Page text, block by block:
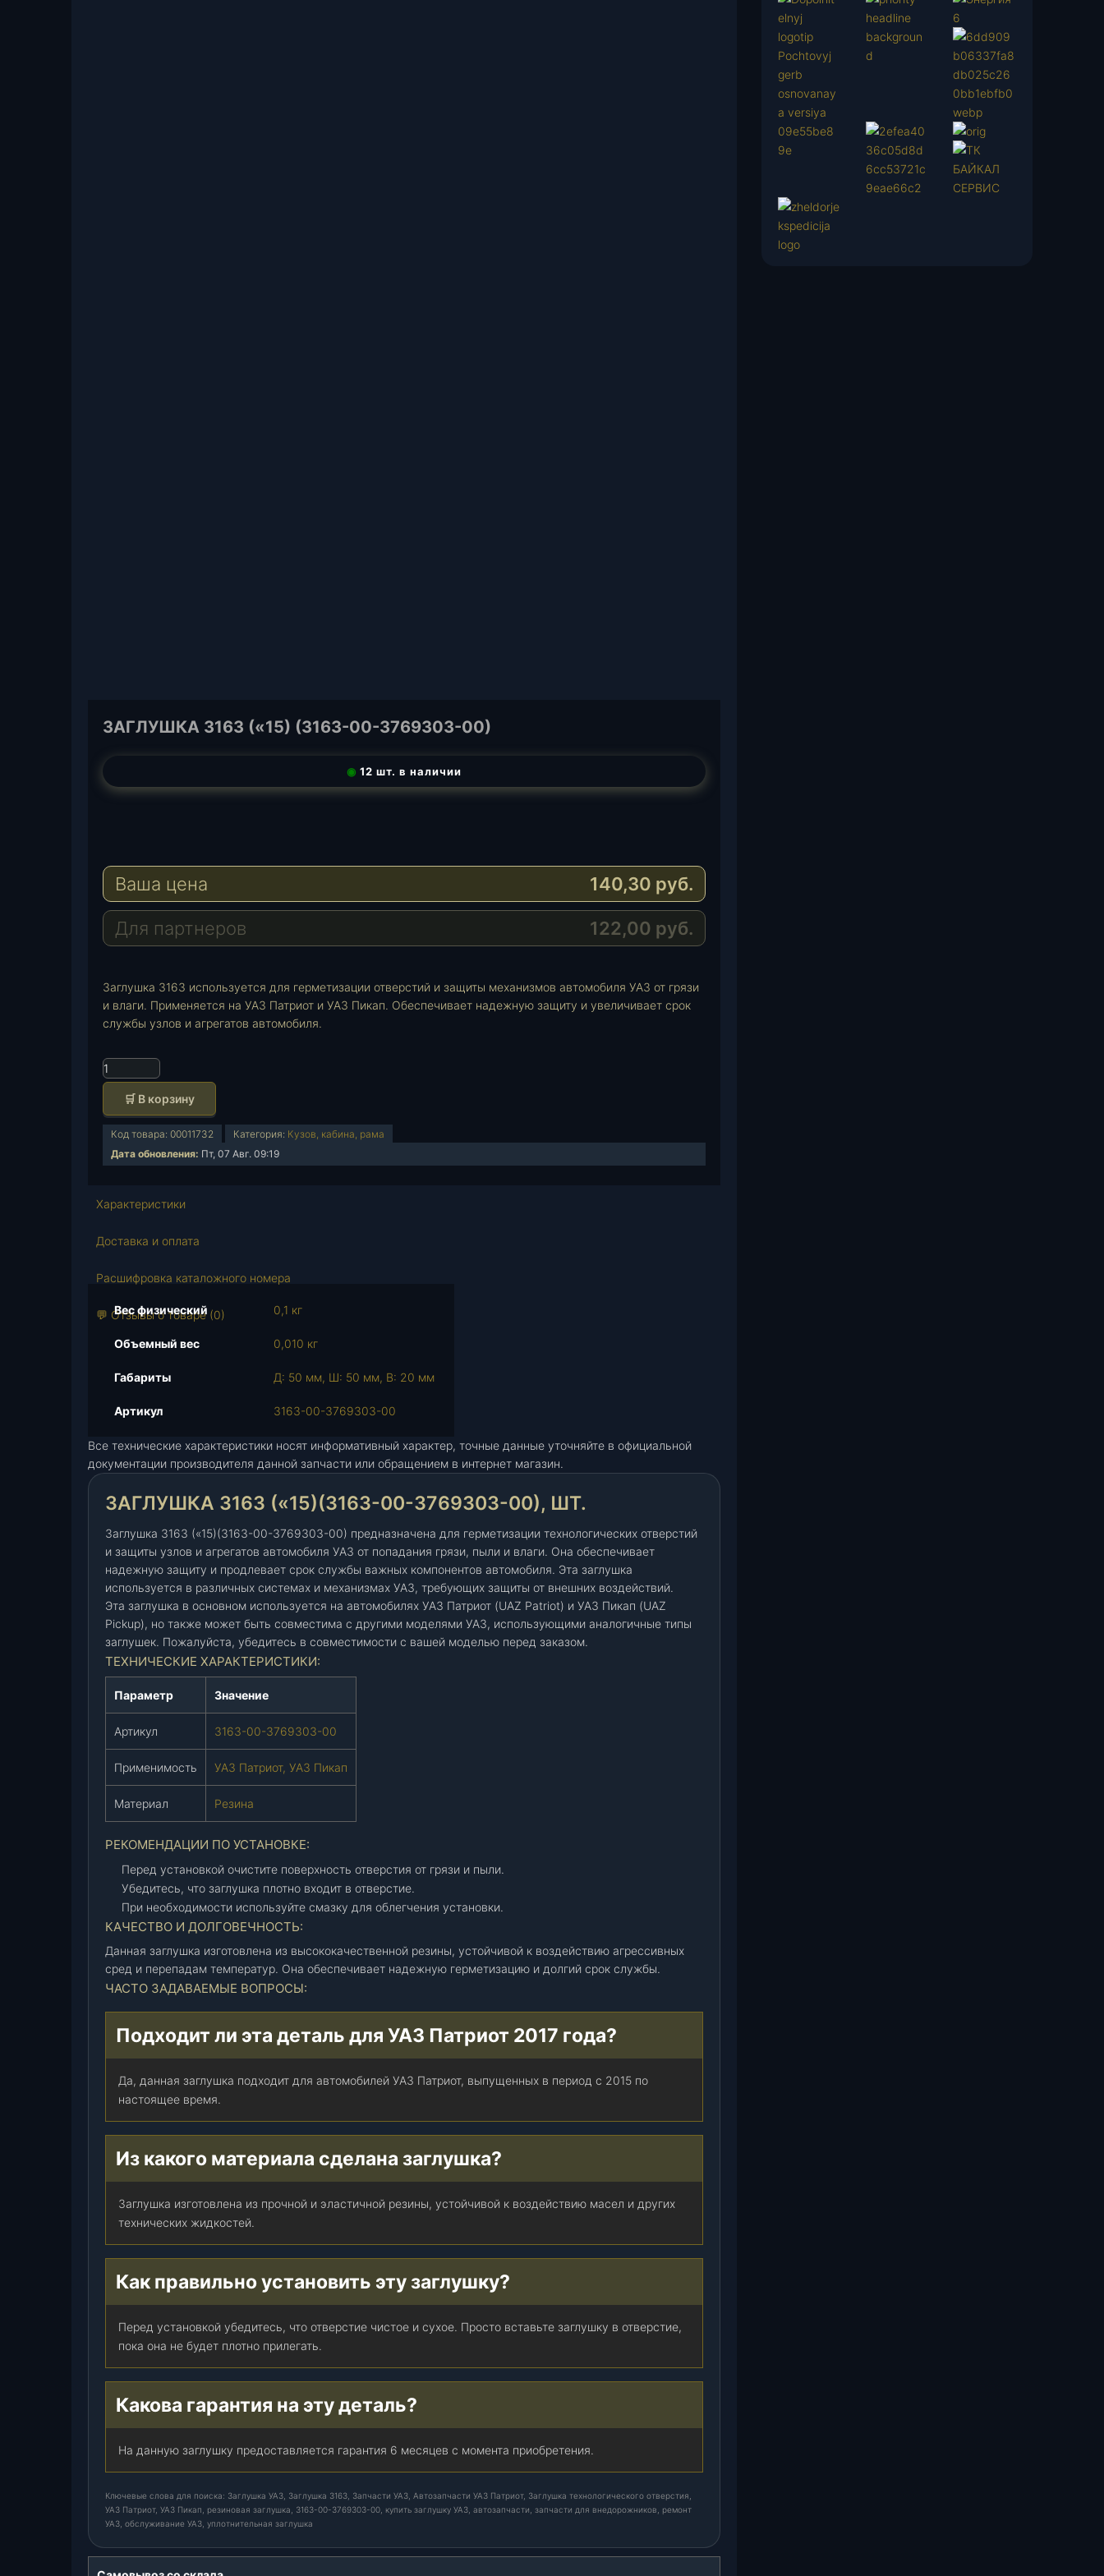
ЗАГЛУШКА 3163 («15) (3163-00-3769303-00)
◉ 12 шт. в наличии
e
r
a
m
a
s
A
p
a
i
l
Ваша цена 140,30 руб.
Для партнеров 122,00 руб.
Заглушка 3163 используется для герметизации отверстий и защиты механизмов автомобиля УАЗ от грязи
и влаги. Применяется на УАЗ Патриот и УАЗ Пикап. Обеспечивает надежную защиту и увеличивает срок
службы узлов и агрегатов автомобиля.
К
о
и
т
о
о
а
у
ш
а
1
6
3
(
3
6
-
0
-
0
3
-
0
.
🛒 В корзину
Код товара: 00011732 Категория: Кузов, кабина, рама
Дата обновления: Пт, 07 Авг. 09:19
Характеристики
Доставка и оплата
Расшифровка каталожного номера
💬 Отзывы о товаре (0)
Вес физический 0,1 кг
Объемный вес 0,010 кг
Габариты Д: 50 мм, Ш: 50 мм, В: 20 мм
Артикул 3163-00-3769303-00
Все технические характеристики носят информативный характер, точные данные уточняйте в официальной
документации производителя данной запчасти или обращением в интернет магазин.
ЗАГЛУШКА 3163 («15)(3163-00-3769303-00), ШТ.
Заглушка 3163 («15)(3163-00-3769303-00) предназначена для герметизации технологических отверстий
и защиты узлов и агрегатов автомобиля УАЗ от попадания грязи, пыли и влаги. Она обеспечивает
надежную защиту и продлевает срок службы важных компонентов автомобиля. Эта заглушка
используется в различных системах и механизмах УАЗ, требующих защиты от внешних воздействий.
Эта заглушка в основном используется на автомобилях УАЗ Патриот (UAZ Patriot) и УАЗ Пикап (UAZ
Pickup), но также может быть совместима с другими моделями УАЗ, использующими аналогичные типы
заглушек. Пожалуйста, убедитесь в совместимости с вашей моделью перед заказом.
ТЕХНИЧЕСКИЕ ХАРАКТЕРИСТИКИ:
Параметр Значение
Артикул 3163-00-3769303-00
Применимость УАЗ Патриот, УАЗ Пикап
Материал Резина
РЕКОМЕНДАЦИИ ПО УСТАНОВКЕ:
Перед установкой очистите поверхность отверстия от грязи и пыли.
Убедитесь, что заглушка плотно входит в отверстие.
При необходимости используйте смазку для облегчения установки.
КАЧЕСТВО И ДОЛГОВЕЧНОСТЬ:
Данная заглушка изготовлена из высококачественной резины, устойчивой к воздействию агрессивных
сред и перепадам температур. Она обеспечивает надежную герметизацию и долгий срок службы.
ЧАСТО ЗАДАВАЕМЫЕ ВОПРОСЫ:
Подходит ли эта деталь для УАЗ Патриот 2017 года?
Да, данная заглушка подходит для автомобилей УАЗ Патриот, выпущенных в период с 2015 по
настоящее время.
Из какого материала сделана заглушка?
Заглушка изготовлена из прочной и эластичной резины, устойчивой к воздействию масел и других
технических жидкостей.
Как правильно установить эту заглушку?
Перед установкой убедитесь, что отверстие чистое и сухое. Просто вставьте заглушку в отверстие,
пока она не будет плотно прилегать.
Какова гарантия на эту деталь?
На данную заглушку предоставляется гарантия 6 месяцев с момента приобретения.
Ключевые слова для поиска: Заглушка УАЗ, Заглушка 3163, Запчасти УАЗ, Автозапчасти УАЗ Патриот, Заглушка технологического отверстия,
УАЗ Патриот, УАЗ Пикап, резиновая заглушка, 3163-00-3769303-00, купить заглушку УАЗ, автозапчасти, запчасти для внедорожников, ремонт
УАЗ, обслуживание УАЗ, уплотнительная заглушка